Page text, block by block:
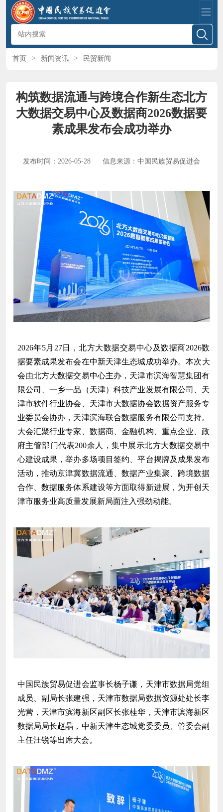
首页 > 新闻资讯 > 民贸新闻
构筑数据流通与跨境合作新生态北方
大数据交易中心及数据商2026数据要
素成果发布会成功举办
发布时间：2026-05-28 信息来源：中国民族贸易促进会
2026年5月27日，北方大数据交易中心及数据商2026数
据要素成果发布会在中新天津生态城成功举办。本次大
会由北方大数据交易中心主办，天津市滨海智慧集团有
限公司、一乡一品（天津）科技产业发展有限公司、天
津市软件行业协会、天津市大数据协会数据资产服务专
业委员会协办，天津滨海联合数据服务有限公司支持。
大会汇聚行业专家、数据商、金融机构、重点企业、政
府主管部门代表200余人，集中展示北方大数据交易中
心建设成果，举办多场项目签约、平台揭牌及成果发布
活动，推动京津冀数据流通、数据产业集聚、跨境数据
合作、数据服务体系建设等方面取得新进展，为开创天
津市服务业高质量发展新局面注入强劲动能。
中国民族贸易促进会监事长杨子谦，天津市数据局党组
成员、副局长张建强，天津市数据局数据资源处处长李
光营，天津市滨海新区副区长张桂华，天津市滨海新区
数据局局长赵晶，中新天津生态城党委委员、管委会副
主任汪锐等出席大会。